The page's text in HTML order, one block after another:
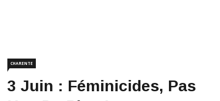
CHARENTE
3 Juin : Féminicides, Pas